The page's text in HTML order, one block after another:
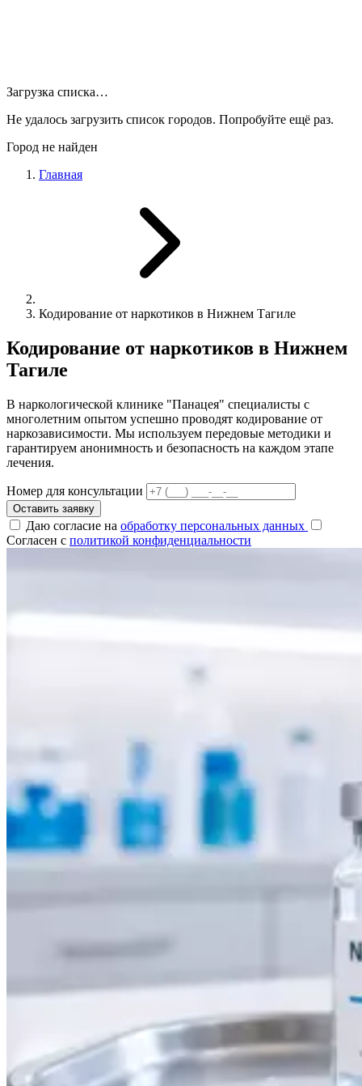
Загрузка списка…
Не удалось загрузить список городов. Попробуйте ещё раз.
Город не найден
Главная
Кодирование от наркотиков в Нижнем Тагиле
Кодирование от наркотиков в Нижнем
Тагиле
В наркологической клинике "Панацея" специалисты с
многолетним опытом успешно проводят кодирование от
наркозависимости. Мы используем передовые методики и
гарантируем анонимность и безопасность на каждом этапе
лечения.
Номер для консультации
Оставить заявку
Даю согласие на обработку персональных данных
Согласен с политикой конфиденциальности